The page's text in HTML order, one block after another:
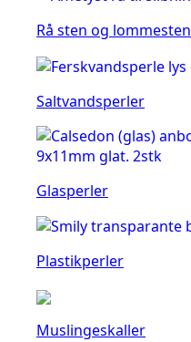
Rå sten og lommesten
Saltvandsperler
Glasperler
Plastikperler
Muslingeskaller